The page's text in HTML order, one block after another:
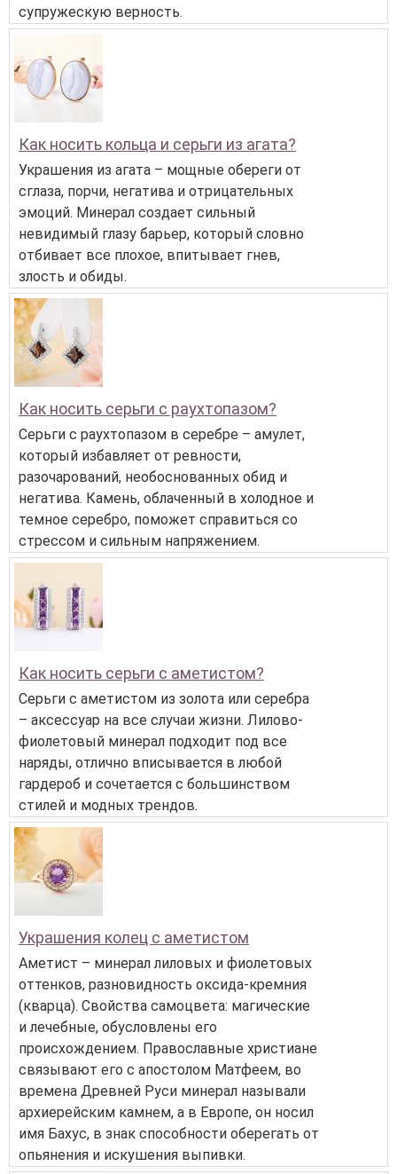
супружескую верность.
Как носить кольца и серьги из агата?
Украшения из агата – мощные обереги от
сглаза, порчи, негатива и отрицательных
эмоций. Минерал создает сильный
невидимый глазу барьер, который словно
отбивает все плохое, впитывает гнев,
злость и обиды.
Как носить серьги с раухтопазом?
Серьги с раухтопазом в серебре – амулет,
который избавляет от ревности,
разочарований, необоснованных обид и
негатива. Камень, облаченный в холодное и
темное серебро, поможет справиться со
стрессом и сильным напряжением.
Как носить серьги с аметистом?
Серьги с аметистом из золота или серебра
– аксессуар на все случаи жизни. Лилово-
фиолетовый минерал подходит под все
наряды, отлично вписывается в любой
гардероб и сочетается с большинством
стилей и модных трендов.
Украшения колец с аметистом
Аметист – минерал лиловых и фиолетовых
оттенков, разновидность оксида-кремния
(кварца). Свойства самоцвета: магические
и лечебные, обусловлены его
происхождением. Православные христиане
связывают его с апостолом Матфеем, во
времена Древней Руси минерал называли
архиерейским камнем, а в Европе, он носил
имя Бахус, в знак способности оберегать от
опьянения и искушения выпивки.